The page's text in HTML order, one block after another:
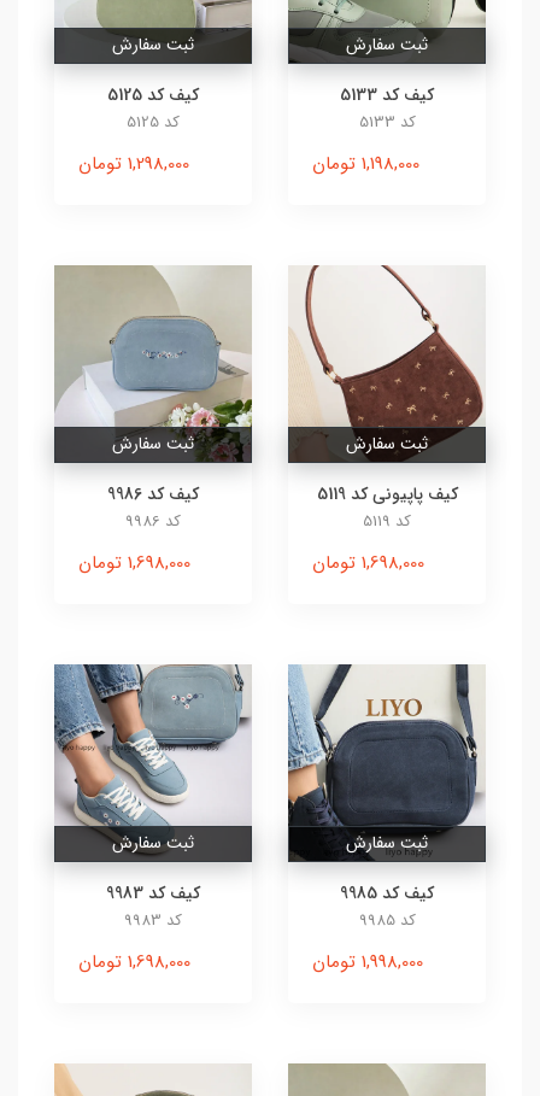
ثبت سفارش
کیف کد 5133
کد 5133
1,198,000 تومان
ثبت سفارش
کیف کد 5125
کد 5125
1,298,000 تومان
ثبت سفارش
کیف پاپیونی کد 5119
کد 5119
1,698,000 تومان
ثبت سفارش
کیف کد 9986
کد 9986
1,698,000 تومان
ثبت سفارش
کیف کد 9985
کد 9985
1,998,000 تومان
ثبت سفارش
کیف کد 9983
کد 9983
1,698,000 تومان